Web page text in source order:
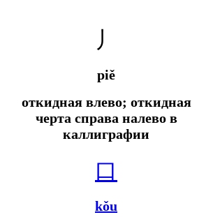
丿
piě
откидная влево; откидная
черта справа налево в
каллиграфии
口
kǒu